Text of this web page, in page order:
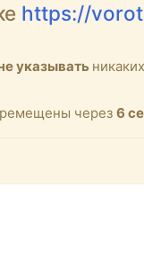
https://
указывать
через 6